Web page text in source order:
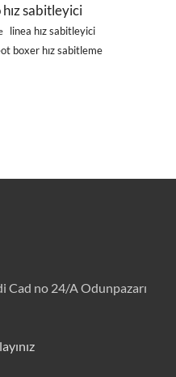
sabitleyici
linea hız sabitleyici
boxer hız sabitleme
Cad no 24/A Odunpazarı